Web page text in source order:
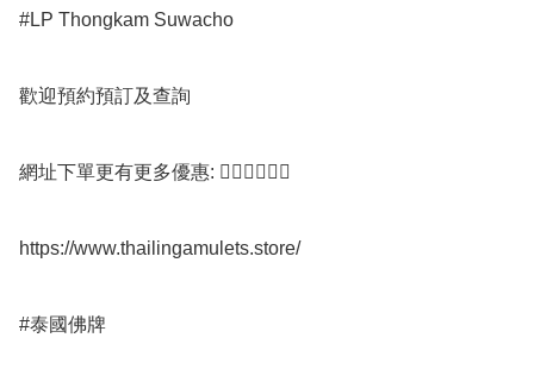
#LP Thongkam Suwacho
歡迎預約預訂及查詢
網址下單更有更多優惠: 👇🏻👇🏻👇🏻
https://www.thailingamulets.store/
#泰國佛牌